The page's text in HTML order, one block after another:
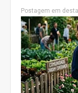
Postagem em